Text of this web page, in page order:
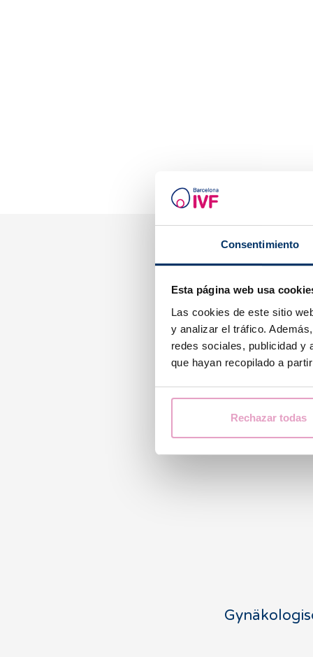
Consentimiento
Esta página web usa
Las cookies de este sitio
y analizar el tráfico.
redes sociales, publicidad y
que hayan recopilado a
Rechazar todas
Wie